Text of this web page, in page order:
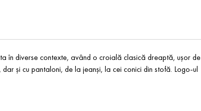
în diverse contexte, având o croială clasică dreaptă, ușor de
și cu pantaloni, de la jeanși, la cei conici din stofă. Logo-ul